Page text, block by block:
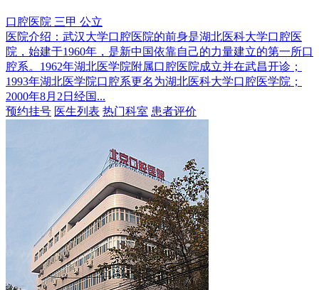
口腔医院 三甲 公立
医院介绍： 武汉大学口腔医院的前身是湖北医科大学口腔医
院，始建于1960年，是新中国依靠自己的力量建立的第一所口
腔系。1962年湖北医学院附属口腔医院成立并在武昌开诊；
1993年湖北医学院口腔系更名为湖北医科大学口腔医学院；
2000年8月2日经国...
预约挂号 医生列表 热门科室 患者评价